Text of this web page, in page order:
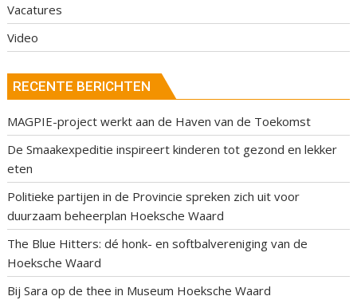
Vacatures
Video
RECENTE BERICHTEN
MAGPIE-project werkt aan de Haven van de Toekomst
De Smaakexpeditie inspireert kinderen tot gezond en lekker
eten
Politieke partijen in de Provincie spreken zich uit voor
duurzaam beheerplan Hoeksche Waard
The Blue Hitters: dé honk- en softbalvereniging van de
Hoeksche Waard
Bij Sara op de thee in Museum Hoeksche Waard